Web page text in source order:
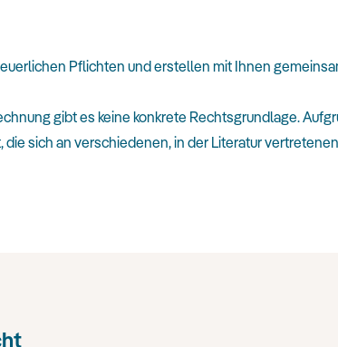
Pflichten und erstellen mit Ihnen
gibt es keine konkrete Rechtsgrundlage.
sich an verschiedenen, in der Literatur